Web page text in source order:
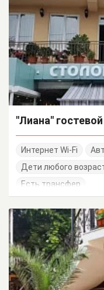
"Лиана"
Интернет Wi-Fi
Дети любого
Есть трансфер